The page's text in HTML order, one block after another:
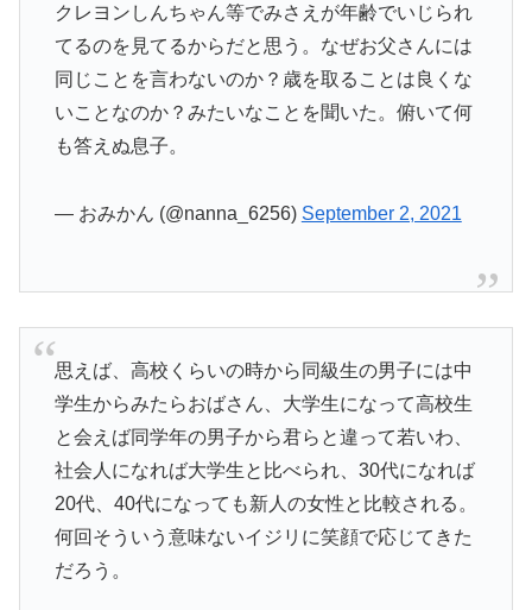
クレヨンしんちゃん等でみさえが年齢でいじられ
てるのを見てるからだと思う。なぜお父さんには
同じことを言わないのか？歳を取ることは良くな
いことなのか？みたいなことを聞いた。俯いて何
も答えぬ息子。
— おみかん (@nanna_6256) September 2, 2021
思えば、高校くらいの時から同級生の男子には中
学生からみたらおばさん、大学生になって高校生
と会えば同学年の男子から君らと違って若いわ、
社会人になれば大学生と比べられ、30代になれば
20代、40代になっても新人の女性と比較される。
何回そういう意味ないイジリに笑顔で応じてきた
だろう。